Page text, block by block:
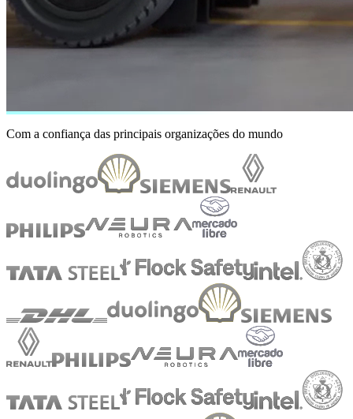
Com a confiança das principais organizações do mundo